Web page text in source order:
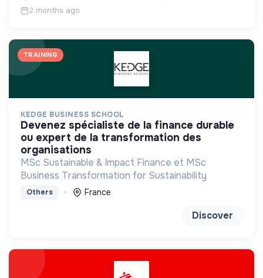
2 months ago
TRAINING
KEDGE BUSINESS SCHOOL
devenez spécialiste de la finance durable
ou expert de la transformation des
organisations
MSc Sustainable & Impact Finance et MSc
Business Transformation for Sustainability
Others France
Discover